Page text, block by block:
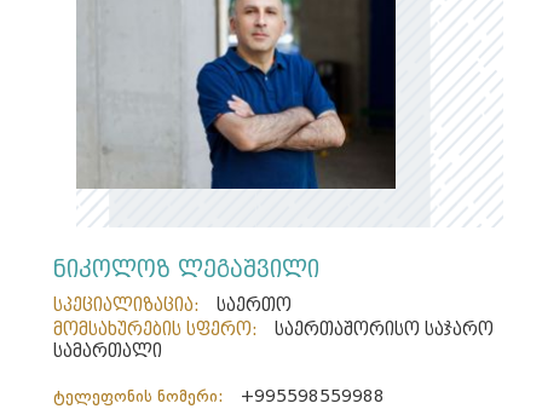
ნიკოლოზ ლეგაშვილი
სპეციალიზაცია:
საერთო
მომსახურების სფერო:
საერთაშორისო საჯარო
სამართალი
ტელეფონის ნომერი:
+995598559988